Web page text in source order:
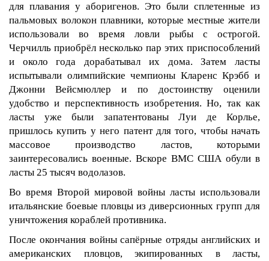
для плавания у аборигенов. Это были сплетенные из
пальмовых волокон плавники, которые местные жители
использовали во время ловли рыбы с острогой.
Черчилль приобрёл несколько пар этих приспособлений
и около года дорабатывал их дома. Затем ласты
испытывали олимпийские чемпионы Кларенс Крэбб и
Джонни Вейсмюллер и по достоинству оценили
удобство и перспективность изобретения. Но, так как
ласты уже были запатентованы Луи де Корлье,
пришлось купить у него патент для того, чтобы начать
массовое производство ластов, которыми
заинтересовались военные. Вскоре ВМС США обули в
ласты 25 тысяч водолазов.
Во время Второй мировой войны ласты использовали
итальянские боевые пловцы из диверсионных групп для
уничтожения кораблей противника.
После окончания войны сапёрные отряды английских и
американских пловцов, экипированных в ласты,